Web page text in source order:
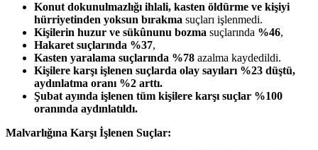
Konut dokunulmazlığı ihlali, kasten öldürme ve kişiyi
hürriyetinden yoksun bırakma suçları işlenmedi.
Kişilerin huzur ve sükûnunu bozma suçlarında %46,
Hakaret suçlarında %37,
Kasten yaralama suçlarında %78 azalma kaydedildi.
Kişilere karşı işlenen suçlarda olay sayıları %23 düştü,
aydınlatma oranı %2 arttı.
Şubat ayında işlenen tüm kişilere karşı suçlar %100
oranında aydınlatıldı.
Malvarlığına Karşı İşlenen Suçlar: